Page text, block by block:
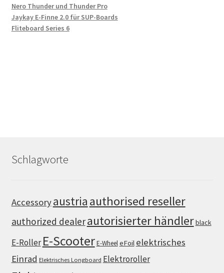
Nero Thunder und Thunder Pro
Jaykay E-Finne 2.0 für SUP-Boards
Fliteboard Series 6
Schlagworte
Accessoryaustria authorised reseller
authorized dealerautorisierter händlerblack
E-Roller E-ScooterE-WheeleFoil elektrisches
Einrad Elektrisches Longboard Elektroroller